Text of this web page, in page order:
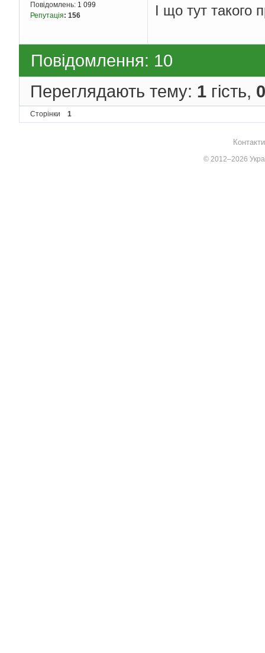
Повідомлень: 1 099
Репутація: 156 І що тут такого
Повідомлення: 10
Переглядають тему: 1 гість, 0
Сторінки 1
© 2012–2026